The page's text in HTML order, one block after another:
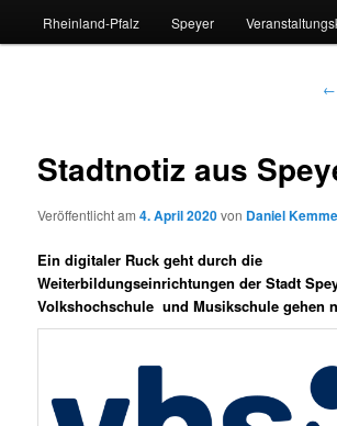
Rheinland-Pfalz Speyer
←
Stadtnotiz aus
Veröffentlicht am4. April 2020von Daniel
Ein digitaler Ruck geht durch die
Weiterbildungseinrichtungen der Stadt
Volkshochschule und Musikschule gehen